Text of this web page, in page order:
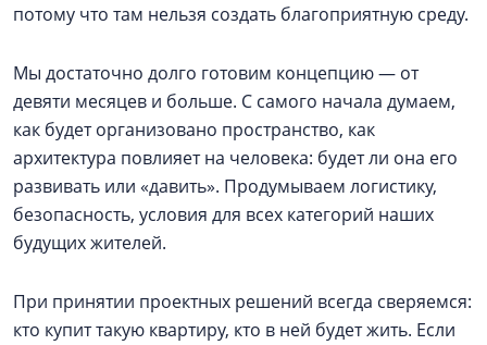
потому что там нельзя создать благоприятную среду.
Мы достаточно долго готовим концепцию — от
девяти месяцев и больше. С самого начала думаем,
как будет организовано пространство, как
архитектура повлияет на человека: будет ли она его
развивать или «давить». Продумываем логистику,
безопасность, условия для всех категорий наших
будущих жителей.
При принятии проектных решений всегда сверяемся:
кто купит такую квартиру, кто в ней будет жить. Если